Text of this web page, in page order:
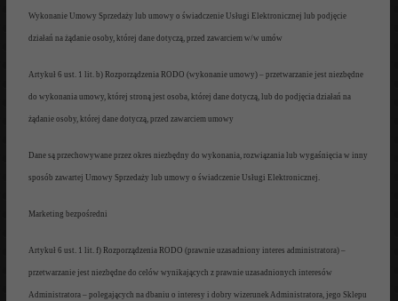
Wykonanie Umowy Sprzedaży lub umowy o świadczenie Usł ugi Elektronicznej lub podjęcie
działań na żądanie osoby, której dane dotyczą, przed zawarciem w/w umów
Artykuł 6 ust. 1 lit. b) Rozporządzenia RODO (wykonanie umowy) – przetwarzanie jest niezbędne
do wykonania umowy, której stroną jest osoba, której dane dotyczą, lub do podjęcia działań na
żądanie osoby, której dane dotyczą, przed zawarciem umowy
Dane są przechowywane przez okres niezbędny do wykonania, rozwiązania lub wygaśnięcia w inny
sposób zawartej Umowy Sprzedaży lub umowy o świadczenie Usł ugi Elektronicznej.
Marketing bezpośredni
Artykuł 6 ust. 1 lit. f) Rozporządzenia RODO (prawnie uzasadniony interes administratora) –
przetwarzanie jest niezbędne do celów wynikających z prawnie uzasadnionych interesów
Administratora – polegających na dbaniu o interesy i dobry wizerunek Administratora, jego Sklepu